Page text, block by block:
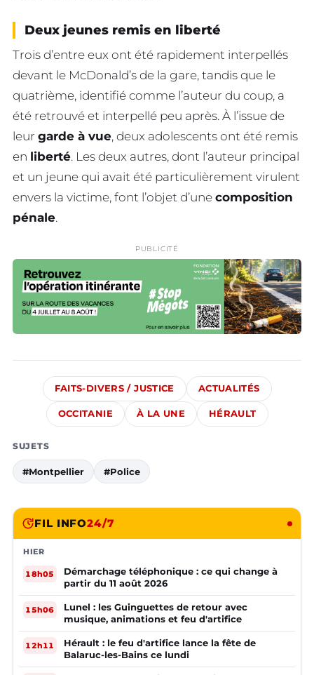
Deux jeunes remis en liberté
Trois d’entre eux ont été rapidement interpellés
devant le McDonald’s de la gare, tandis que le
quatrième, identifié comme l’auteur du coup, a
été retrouvé et interpellé peu après. À l’issue de
leur garde à vue, deux adolescents ont été remis
en liberté. Les deux autres, dont l’auteur principal
et un jeune qui avait été particulièrement virulent
envers la victime, font l’objet d’une composition
pénale.
PUBLICITÉ
FAITS-DIVERS / JUSTICE ACTUALITÉS
OCCITANIE À LA UNE HÉRAULT
SUJETS
#Montpellier #Police
FIL INFO24/7
HIER
18h05
Démarchage téléphonique : ce qui change à
partir du 11 août 2026
15h06
Lunel : les Guinguettes de retour avec
musique, animations et feu d'artifice
12h11
Hérault : le feu d'artifice lance la fête de
Balaruc-les-Bains ce lundi